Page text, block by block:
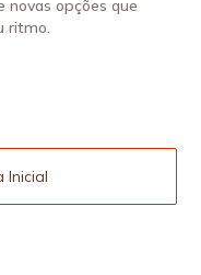
novas opções que
ritmo.
Inicial